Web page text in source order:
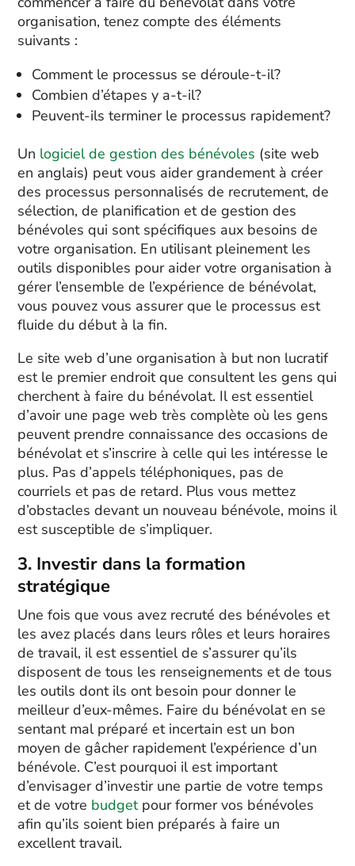
organisation, tenez compte des éléments
suivants :
Comment le processus se déroule-t-il?
Combien d’étapes y a-t-il?
Peuvent-ils terminer le processus rapidement?
Un logiciel de gestion des bénévoles (site web
en anglais) peut vous aider grandement à créer
des processus personnalisés de recrutement, de
sélection, de planification et de gestion des
bénévoles qui sont spécifiques aux besoins de
votre organisation. En utilisant pleinement les
outils disponibles pour aider votre organisation à
gérer l’ensemble de l’expérience de bénévolat,
vous pouvez vous assurer que le processus est
fluide du début à la fin.
Le site web d’une organisation à but non lucratif
est le premier endroit que consultent les gens qui
cherchent à faire du bénévolat. Il est essentiel
d’avoir une page web très complète où les gens
peuvent prendre connaissance des occasions de
bénévolat et s’inscrire à celle qui les intéresse le
plus. Pas d’appels téléphoniques, pas de
courriels et pas de retard. Plus vous mettez
d’obstacles devant un nouveau bénévole, moins il
est susceptible de s’impliquer.
3. Investir dans la formation
stratégique
Une fois que vous avez recruté des bénévoles et
les avez placés dans leurs rôles et leurs horaires
de travail, il est essentiel de s’assurer qu’ils
disposent de tous les renseignements et de tous
les outils dont ils ont besoin pour donner le
meilleur d’eux-mêmes. Faire du bénévolat en se
sentant mal préparé et incertain est un bon
moyen de gâcher rapidement l’expérience d’un
bénévole. C’est pourquoi il est important
d’envisager d’investir une partie de votre temps
et de votre budgetpour former vos bénévoles
afin qu’ils soient bien préparés à faire un
excellent travail.